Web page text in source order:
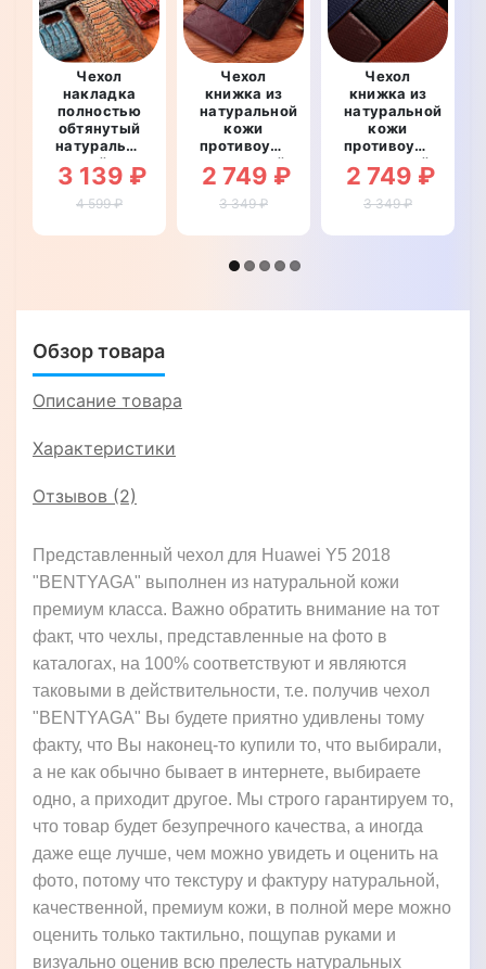
Чехол
накладка
полностью
обтянутый
натуральной
кожей для
Huawei Y5
2018
СТРАУС
3 139 ₽
4 599 ₽
Чехол
книжка из
натуральной
кожи
противоударный
магнитный
для Huawei
Y5 2018
2 749 ₽
3 349 ₽
Чехол
книжка из
натуральной
кожи
противоударный
магнитный
для Huawei
Y5 2018
2 749 ₽
3 349 ₽
Обзор товара
Описание товара
Характеристики
Отзывов (2)
Представленный чехол для Huawei Y5 2018
"BENTYAGA" выполнен из натуральной кожи
премиум класса. Важно обратить внимание на тот
факт, что чехлы, представленные на фото в
каталогах, на 100% соответствуют и являются
таковыми в действительности, т.е. получив чехол
"BENTYAGA" Вы будете приятно удивлены тому
факту, что Вы наконец-то купили то, что выбирали,
а не как обычно бывает в интернете, выбираете
одно, а приходит другое. Мы строго гарантируем то,
что товар будет безупречного качества, а иногда
даже еще лучше, чем можно увидеть и оценить на
фото, потому что текстуру и фактуру натуральной,
качественной, премиум кожи, в полной мере можно
оценить только тактильно, пощупав руками и
визуально оценив всю прелесть натуральных